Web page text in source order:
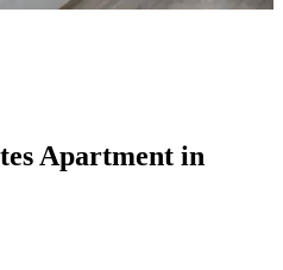
Apartment in